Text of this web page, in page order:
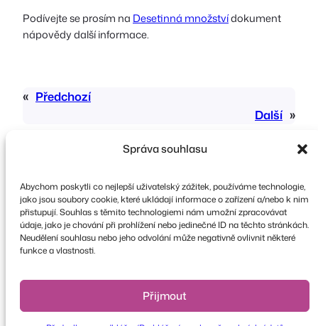
Správa souhlasu
Abychom poskytli co nejlepší uživatelský zážitek, používáme technologie,
jako jsou soubory cookie, které ukládají informace o zařízení a/nebo k nim
přistupují. Souhlas s těmito technologiemi nám umožní zpracovávat
údaje, jako je chování při prohlížení nebo jedinečné ID na těchto stránkách.
Neudělení souhlasu nebo jeho odvolání může negativně ovlivnit některé
funkce a vlastnosti.
Přijmout
Podívejte se prosím na Desetinná množstvídokument
nápovědydalší informace.
« Předchozí
Další »
Copyright © 2026 FooEvents. Všechna práva
vyhrazena.
Odmítnutí odpovědnosti